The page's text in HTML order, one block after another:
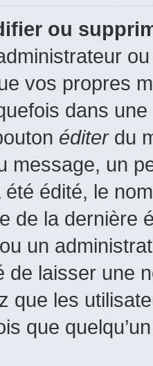
ou
vos propres
dans
éditerdu
message, un
été édité, le
de la dernière
un
de laisser une
que les
que